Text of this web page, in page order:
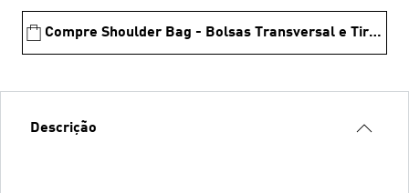
Compre Shoulder Bag - Bolsas Transversal e Tiracolo
Descrição